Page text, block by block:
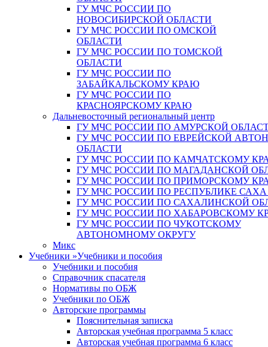
ГУ МЧС РОССИИ ПО
НОВОСИБИРСКОЙ ОБЛАСТИ
ГУ МЧС РОССИИ ПО ОМСКОЙ
ОБЛАСТИ
ГУ МЧС РОССИИ ПО ТОМСКОЙ
ОБЛАСТИ
ГУ МЧС РОССИИ ПО
ЗАБАЙКАЛЬСКОМУ КРАЮ
ГУ МЧС РОССИИ ПО
КРАСНОЯРСКОМУ КРАЮ
Дальневосточный региональный центр
ГУ МЧС РОССИИ ПО АМУРСКОЙ
ГУ МЧС РОССИИ ПО ЕВРЕЙСКОЙ
ОБЛАСТИ
ГУ МЧС РОССИИ ПО КАМЧАТСКОМУ
ГУ МЧС РОССИИ ПО МАГАДАНСКОЙ
ГУ МЧС РОССИИ ПО ПРИМОРСКОМУ
ГУ МЧС РОССИИ ПО РЕСПУБЛИКЕ
ГУ МЧС РОССИИ ПО САХАЛИНСКОЙ
ГУ МЧС РОССИИ ПО ХАБАРОВСКОМУ
ГУ МЧС РОССИИ ПО ЧУКОТСКОМУ
АВТОНОМНОМУ ОКРУГУ
Микс
Учебники »Учебники и пособия
Учебники и пособия
Справочник спасателя
Нормативы по ОБЖ
Учебники по ОБЖ
Авторские программы
Пояснительная записка
Авторская учебная программа 5 класс
Авторская учебная программа 6 класс